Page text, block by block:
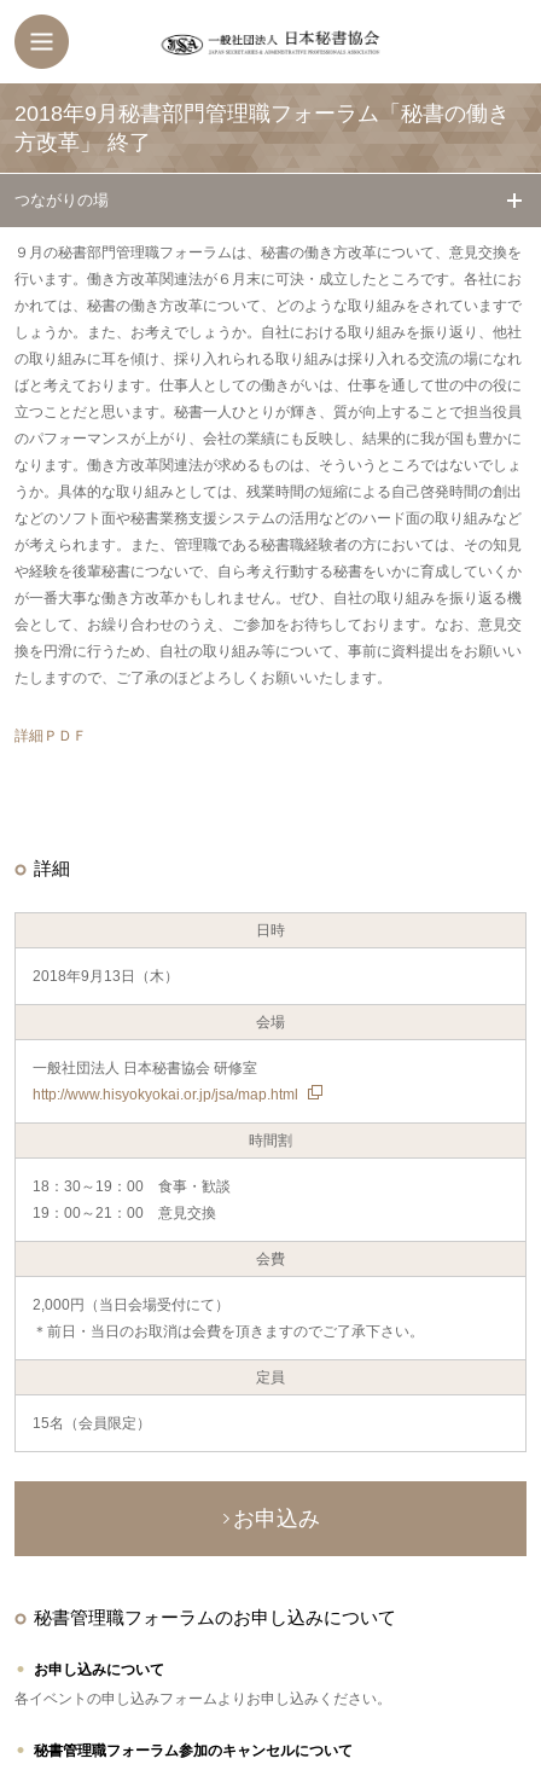
2018年9月秘書部門管理職フォーラム「秘書の働き
方改革」終了
つながりの場
９月の秘書部門管理職フォーラムは、秘書の働き方改革について、意見交換を
行います。働き方改革関連法が６月末に可決・成立したところです。各社にお
かれては、秘書の働き方改革について、どのような取り組みをされていますで
しょうか。また、お考えでしょうか。自社における取り組みを振り返り、他社
の取り組みに耳を傾け、採り入れられる取り組みは採り入れる交流の場になれ
ばと考えております。仕事人としての働きがいは、仕事を通して世の中の役に
立つことだと思います。秘書一人ひとりが輝き、質が向上することで担当役員
のパフォーマンスが上がり、会社の業績にも反映し、結果的に我が国も豊かに
なります。働き方改革関連法が求めるものは、そういうところではないでしょ
うか。具体的な取り組みとしては、残業時間の短縮による自己啓発時間の創出
などのソフト面や秘書業務支援システムの活用などのハード面の取り組みなど
が考えられます。また、管理職である秘書職経験者の方においては、その知見
や経験を後輩秘書につないで、自ら考え行動する秘書をいかに育成していくか
が一番大事な働き方改革かもしれません。ぜひ、自社の取り組みを振り返る機
会として、お繰り合わせのうえ、ご参加をお待ちしております。なお、意見交
換を円滑に行うため、自社の取り組み等について、事前に資料提出をお願いい
たしますので、ご了承のほどよろしくお願いいたします。
詳細ＰＤＦ
詳細
日時
2018年9月13日（木）
会場
一般社団法人 日本秘書協会 研修室
http://www.hisyokyokai.or.jp/jsa/map.html
時間割
18：30～19：00 食事・歓談
19：00～21：00 意見交換
会費
2,000円（当日会場受付にて）
＊前日・当日のお取消は会費を頂きますのでご了承下さい。
定員
15名（会員限定）
お申込み
秘書管理職フォーラムのお申し込みについて
お申し込みについて
各イベントの申し込みフォームよりお申し込みください。
秘書管理職フォーラム参加のキャンセルについて